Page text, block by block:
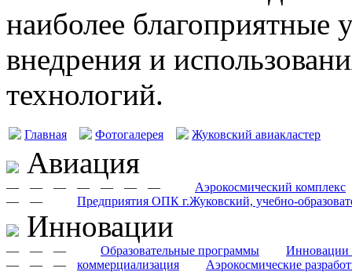
наиболее благоприятные
внедрения и
технологий.
Главная Фотогалерея Жуковский авиакластер
Авиация
— Аэрокосмический комплекс
— — — — —
—
Предприятия ОПК г.Жуковский, учебно-
— —
Инновации
— Образовательные программы
— Инновации
—
коммерциализация
— Аэрокосмические
— —